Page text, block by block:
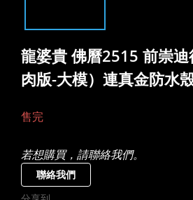
龍婆貴 佛曆2515 前崇迪
肉版-大模）連真金防水
售完
若想購買，請聯絡我們。
聯絡我們